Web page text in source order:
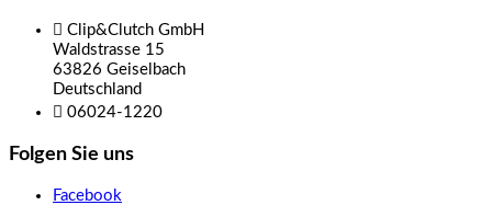
 Clip&Clutch GmbH
Waldstrasse 15
63826 Geiselbach
Deutschland
 06024-1220
Folgen Sie uns
Facebook